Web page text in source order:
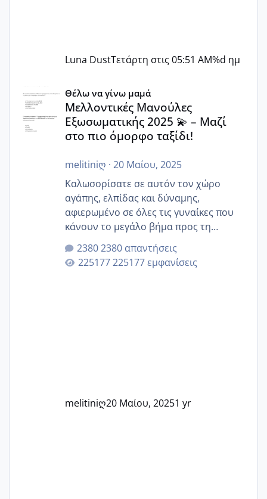
Luna DustΤετάρτη στις 05:51 AM%d ημ
Μελλοντικές Μανούλες Εξωσωματικής 2025 💫 – Μαζί
Θέλω να γίνω μαμά
Μελλοντικές Μανούλες
Εξωσωματικής 2025 💫 – Μαζί
στο πιο όμορφο ταξίδι!
melitiniღ · 20 Μαίου, 2025
Καλωσορίσατε σε αυτόν τον χώρο
αγάπης, ελπίδας και δύναμης,
αφιερωμένο σε όλες τις γυναίκες που
κάνουν το μεγάλο βήμα προς τη
μητρότητα μέσω εξωσωματικής το 2025.
Εδώ θα μοιραστούμε αγωνίες, χαρές,
εμπειρίες και κάθε μικρή ή μεγάλη
2380 απαντήσεις
225177 εμφανίσεις
melitiniღ20 Μαίου, 20251 yr